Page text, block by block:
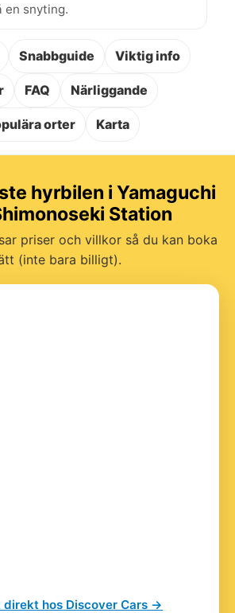
en snyting.
Snabbguide Viktig info
FAQ Närliggande
orter Karta
hyrbilen i Yamaguchi
Station
priser och villkor så du kan boka
(inte bara billigt).
direkt hos Discover Cars →